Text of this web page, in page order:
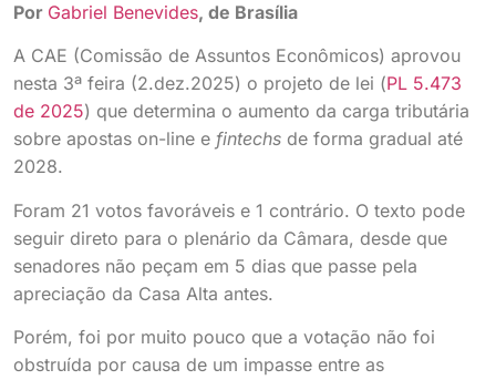
Por Gabriel Benevides, de Brasília
A CAE (Comissão de Assuntos Econômicos) aprovou
nesta 3ª feira (2.dez.2025) o projeto de lei (PL 5.473
de 2025) que determina o aumento da carga tributária
sobre apostas on-line e fintechs de forma gradual até
2028.
Foram 21 votos favoráveis e 1 contrário. O texto pode
seguir direto para o plenário da Câmara, desde que
senadores não peçam em 5 dias que passe pela
apreciação da Casa Alta antes.
Porém, foi por muito pouco que a votação não foi
obstruída por causa de um impasse entre as